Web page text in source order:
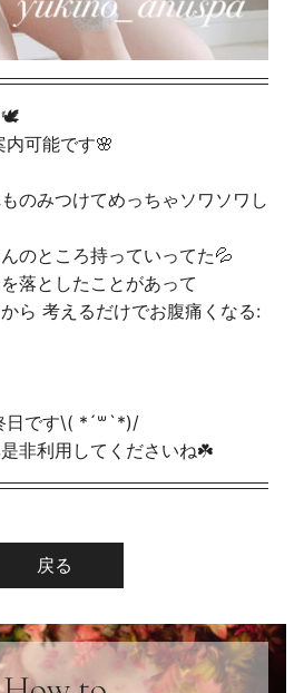
🕊
可能です🌸
のみつけてめっちゃソワソワし
のところ持っていってた💦
落としたことがあって
ら 考えるだけでお腹痛くなる:
日です\( *´꒳`*)/
非利用してくださいね☘️
戻る